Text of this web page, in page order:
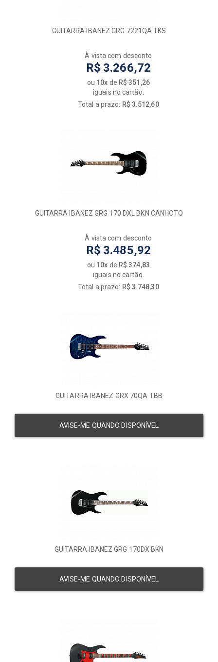
GUITARRA IBANEZ GRG 7221QA TKS
À vista com desconto
R$ 3.266,72
ou 10x de R$ 351,26
iguais no cartão.
Total a prazo: R$ 3.512,60
GUITARRA IBANEZ GRG 170 DXL BKN CANHOTO
À vista com desconto
R$ 3.485,92
ou 10x de R$ 374,83
iguais no cartão.
Total a prazo: R$ 3.748,30
GUITARRA IBANEZ GRX 70QA TBB
AVISE-ME QUANDO DISPONÍVEL
GUITARRA IBANEZ GRG 170DX BKN
AVISE-ME QUANDO DISPONÍVEL